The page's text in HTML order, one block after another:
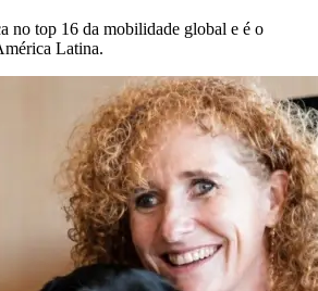
no top 16 da mobilidade global e é o
Latina.